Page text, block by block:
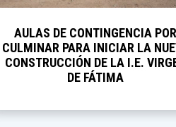
AULAS DE CONTINGENCIA POR
CULMINAR PARA INICIAR LA
CONSTRUCCIÓN DE LA I.E.
DE FÁTIMA